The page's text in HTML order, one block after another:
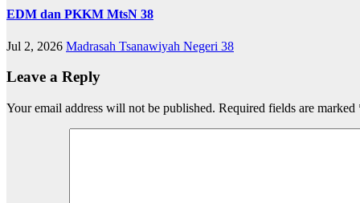
EDM dan PKKM MtsN 38
Jul 2, 2026 Madrasah Tsanawiyah Negeri 38
Leave a Reply
Your email address will not be published. Required fields are marked